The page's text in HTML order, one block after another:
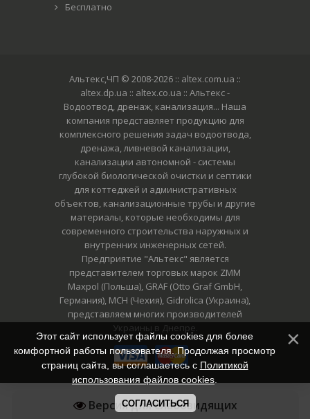
Версия для слабовидящих
Бесплатно
Альтекс,ЧП © 2008-2026 :: altex.com.ua ::
altex.dp.ua :: altex.co.ua :: Альтекс -
Водоотвод, дренаж, канализация... Наша
компания представляет продукцию для
комплексного решения задач водоотвода,
дренажа, ливневой канализации,
канализации автономной - системы
глубокой биологической очистки и септики
для коттеджей и административных
объектов, канализационные трубы и другие
материалы, которые необходимы для
современного строительства наружных и
внутренних инженерных сетей.
Предприятие "Альтекс" является
представителем торговых марок ZMM
Maxpol (Польша), GRAF (Otto Graf GmbH,
Германия), MCH (Чехия), Gidrolica (Украина),
представляем многих производителей
Украины в Днепре.
Этот сайт использует файлы cookies для более
комфортной работы пользователя. Продолжая просмотр
страниц сайта, вы соглашаетесь с Политикой
использования файлов cookies
СОГЛАСИТЬСЯ